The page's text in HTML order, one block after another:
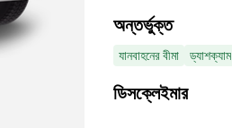
অন্তর্ভুক্ত
যানবাহনের বীমা ড্যাশক্যাম
ডিসক্লেইমার